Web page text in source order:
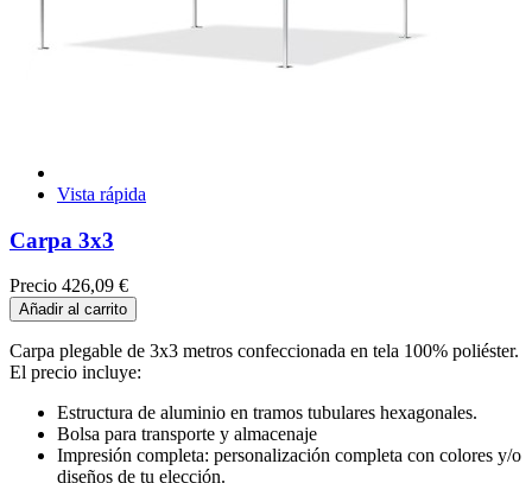
Vista rápida
Carpa 3x3
Precio 426,09 €
Añadir al carrito
Carpa plegable de 3x3 metros confeccionada en tela 100% poliéster.
El precio incluye:
Estructura de aluminio en tramos tubulares hexagonales.
Bolsa para transporte y almacenaje
Impresión completa: personalización completa con colores y/o
diseños de tu elección.